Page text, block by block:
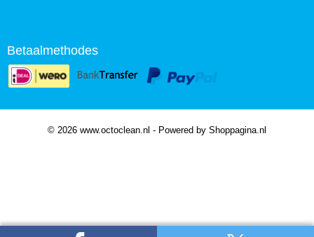
Betaalmethodes
© 2026 www.octoclean.nl - Powered by Shoppagina.nl